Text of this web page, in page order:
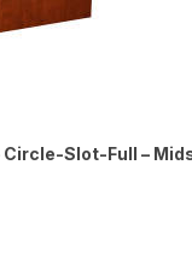
Circle-Slot-Full –